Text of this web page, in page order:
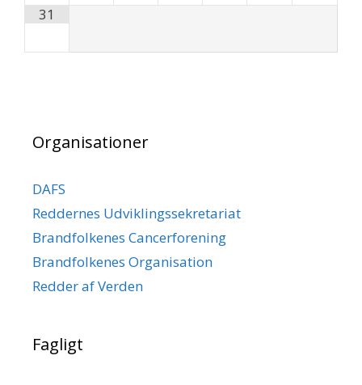
31
Organisationer
DAFS
Reddernes Udviklingssekretariat
Brandfolkenes Cancerforening
Brandfolkenes Organisation
Redder af Verden
Fagligt